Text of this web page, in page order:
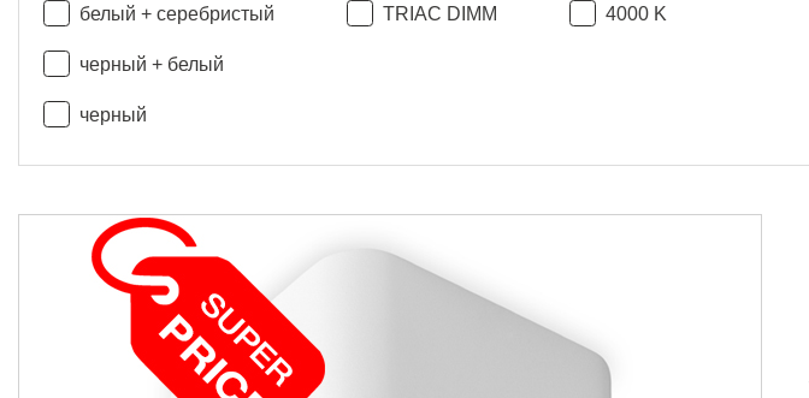
белый + серебристый
черный + белый
черный
TRIAC DIMM 4000 K